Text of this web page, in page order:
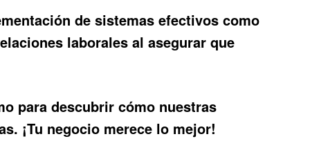
de sistemas efectivos como
laborales al asegurar que
para descubrir cómo nuestras
¡Tu negocio merece lo mejor!